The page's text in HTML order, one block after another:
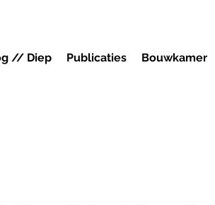
// Diep Publicaties Bouwkamer